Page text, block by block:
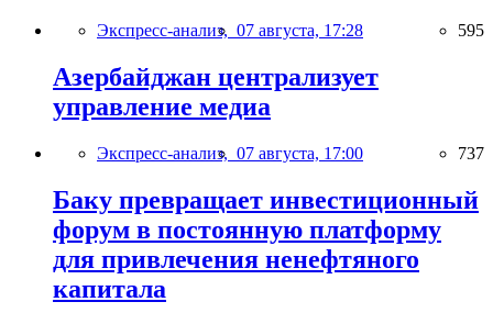
Экспресс-анализ, 07 августа, 17:28 595
Азербайджан централизует
управление медиа
Экспресс-анализ, 07 августа, 17:00 737
Баку превращает инвестиционный
форум в постоянную платформу
для привлечения ненефтяного
капитала